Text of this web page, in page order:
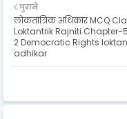
पुराने
लोकतांत्रिक अधिकार MCQ
Loktantrik Rajniti Chapter-
2 Democratic Rights
adhikar